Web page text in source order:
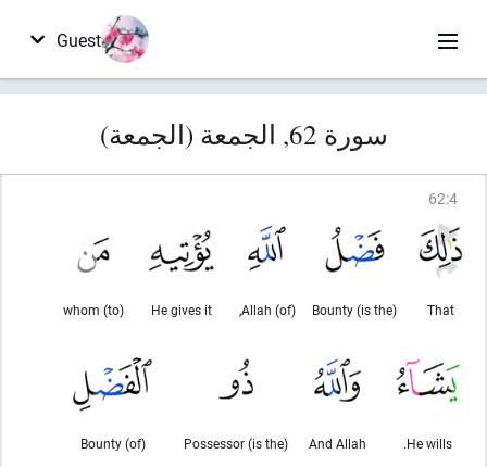
Guest
سورة 62, الجمعة (الجمعة)
62:4
That
(is the) Bounty
(of) Allah,
He gives it
(to) whom
He wills.
And Allah
(is the) Possessor
(of) Bounty